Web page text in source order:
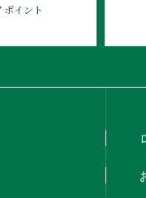
ポイント